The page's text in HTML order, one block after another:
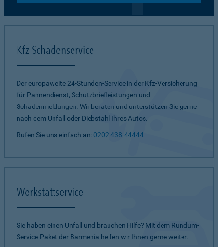
Kfz-Schadenservice
Der europaweite 24-Stunden-Service in der Kfz-Versicherung
für Pannendienst, Schutzbriefleistungen und
Schadenmeldungen. Wir beraten und unterstützen Sie gerne
nach dem Unfall oder Diebstahl Ihres Autos.
Rufen Sie uns einfach an: 0202 438-44444
Werkstattservice
Sie haben einen Unfall und brauchen Hilfe? Mit dem Rundum-
Service-Paket der Barmenia helfen wir Ihnen gerne weiter.